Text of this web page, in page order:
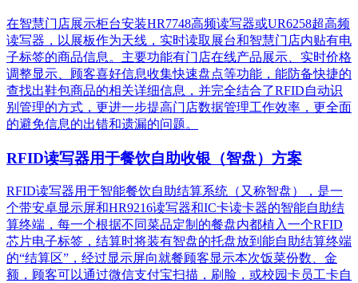
在智慧门店展示柜台安装HR7748高频读写器或UR6258超高频
读写器，以展板作为天线，实时读取展台和智慧门店内贴有电
子标签的商品信息。主要功能有门店在线产品展示、实时价格
调整显示、顾客喜好信息收集快速盘点等功能，能防备快捷的
查找出鞋包商品的相关详细信息，并完全结合了RFID自动识
别管理的方式，更进一步提高门店数据管理工作效率，更全面
的避免信息的出错和遗漏的问题。
RFID读写器用于餐饮自助收银（智盘）方案
RFID读写器用于智能餐饮自助结算系统（又称智盘），是一
个带安卓显示屏和HR9216读写器和IC卡读卡器的智能自助结
算终端，每一个根据不同菜品定制的餐盘内都植入一个RFID
芯片电子标签，结算时将装有智盘的托盘放到能自助结算终端
的“结算区”，经过显示屏向就餐顾客显示本次饭菜份数、金
额，顾客可以通过微信支付宝扫描，刷脸，或校园卡员工卡自